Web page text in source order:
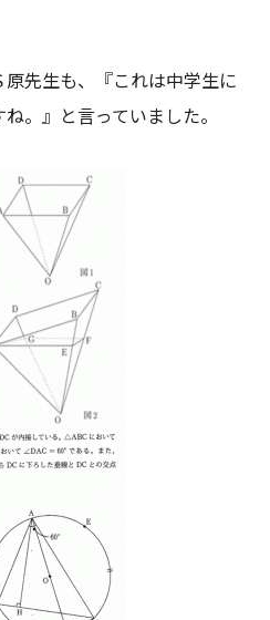
先生も、『これは中学生に
。』と言っていました。